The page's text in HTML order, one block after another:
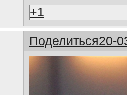
+1
Поделиться20-